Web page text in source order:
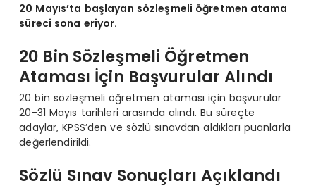
20 Mayıs’ta başlayan sözleşmeli öğretmen atama
süreci sona eriyor.
20 Bin Sözleşmeli Öğretmen
Ataması İçin Başvurular Alındı
20 bin sözleşmeli öğretmen ataması için başvurular
20-31 Mayıs tarihleri arasında alındı. Bu süreçte
adaylar, KPSS’den ve sözlü sınavdan aldıkları puanlarla
değerlendirildi.
Sözlü Sınav Sonuçları Açıklandı